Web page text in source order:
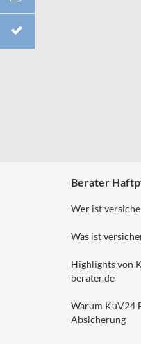
Berater
Wer ist
Was ist
Highlights von
berater.de
Warum KuV24
Absicherung